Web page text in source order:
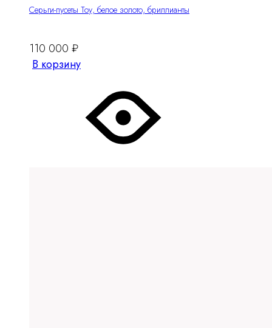
Серьги-пусеты Тоу, белое золото, бриллианты
110 000 ₽
В корзину